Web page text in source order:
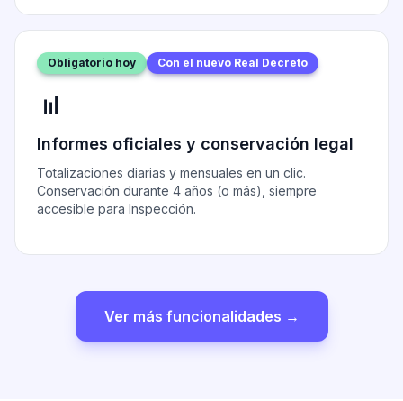
Obligatorio hoy Con el nuevo Real Decreto
📊
Informes oficiales y conservación legal
Totalizaciones diarias y mensuales en un clic.
Conservación durante 4 años (o más), siempre
accesible para Inspección.
Ver más funcionalidades →